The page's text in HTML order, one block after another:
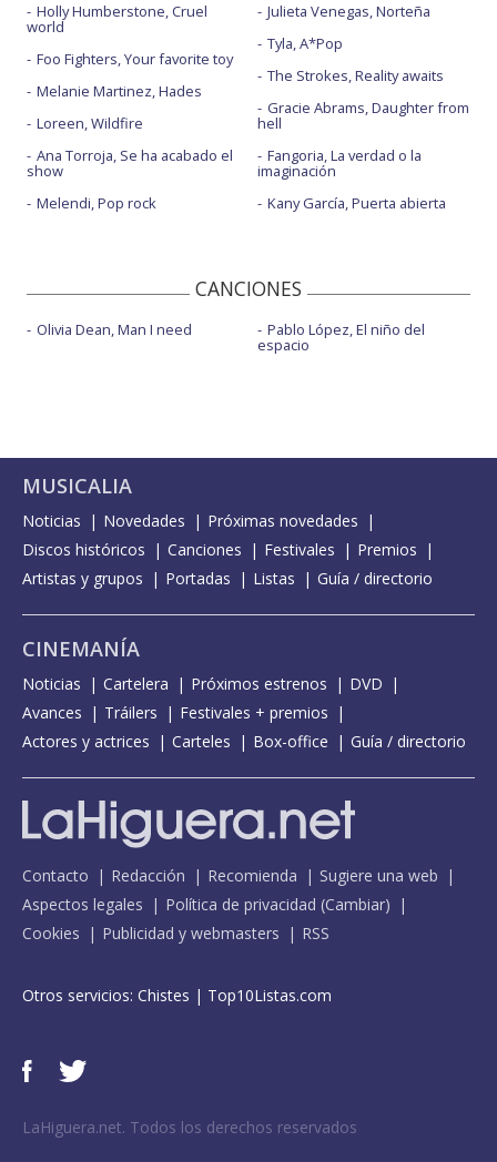
Holly Humberstone, Cruel
world
Foo Fighters, Your favorite toy
Melanie Martinez, Hades
Loreen, Wildfire
Ana Torroja, Se ha acabado el
show
Melendi, Pop rock
Julieta Venegas, Norteña
Tyla, A*Pop
The Strokes, Reality awaits
Gracie Abrams, Daughter from
hell
Fangoria, La verdad o la
imaginación
Kany García, Puerta abierta
CANCIONES
Olivia Dean, Man I need Pablo López, El niño del
espacio
MUSICALIA
Noticias Novedades
Próximas novedades
Discos históricos
Canciones Festivales
Premios
Artistas y grupos
Portadas Listas Guía / directorio
CINEMANÍA
Noticias Cartelera Próximos estrenos
DVD
Avances
Tráilers
Festivales + premios
Actores y actrices
Carteles Box-office Guía / directorio
Contacto Redacción Recomienda
Sugiere una web
Aspectos legales
Política de privacidad (Cambiar)
Cookies
Publicidad y webmasters RSS
Otros servicios: Chistes | Top10Listas.com
LaHiguera.net. Todos los derechos reservados